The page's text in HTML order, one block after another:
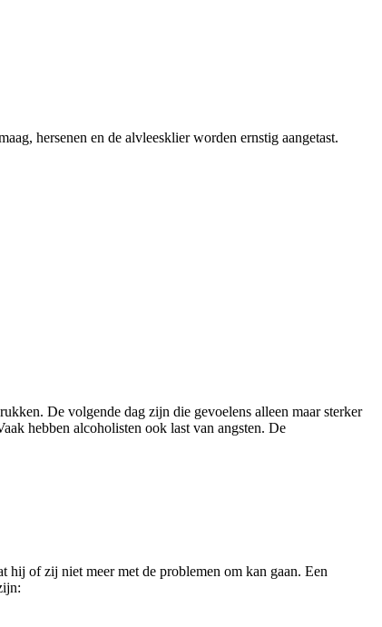
hersenen en de alvleesklier worden ernstig aangetast.
De volgende dag zijn die gevoelens alleen maar sterker
hebben alcoholisten ook last van angsten. De
hij of zij niet meer met de problemen om kan gaan. Een